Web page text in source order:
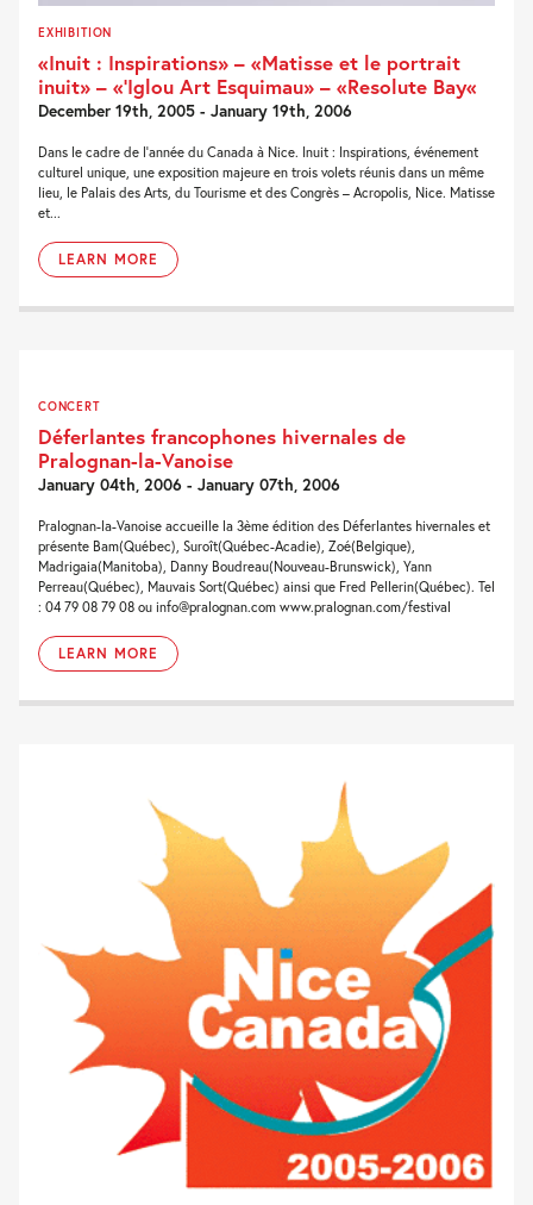
EXHIBITION
«Inuit : Inspirations» – «Matisse et le portrait
inuit» – «’Iglou Art Esquimau» – «Resolute Bay«
December 19th, 2005 - January 19th, 2006
Dans le cadre de l’année du Canada à Nice. Inuit : Inspirations, événement
culturel unique, une exposition majeure en trois volets réunis dans un même
lieu, le Palais des Arts, du Tourisme et des Congrès – Acropolis, Nice. Matisse
et...
LEARN MORE
CONCERT
Déferlantes francophones hivernales de
Pralognan-la-Vanoise
January 04th, 2006 - January 07th, 2006
Pralognan-la-Vanoise accueille la 3ème édition des Déferlantes hivernales et
présente Bam(Québec), Suroît(Québec-Acadie), Zoé(Belgique),
Madrigaia(Manitoba), Danny Boudreau(Nouveau-Brunswick), Yann
Perreau(Québec), Mauvais Sort(Québec) ainsi que Fred Pellerin(Québec). Tel
: 04 79 08 79 08 ou info@pralognan.com www.pralognan.com/festival
LEARN MORE